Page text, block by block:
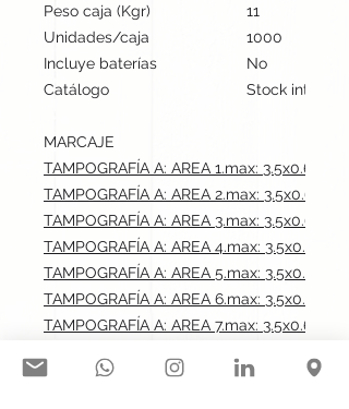
Peso caja (Kgr)
11
Unidades/caja
1000
Incluye baterías
No
Catálogo
Stock
MARCAJE
TAMPOGRAFÍA A: AREA 1.max: 3.5x0.6 cm
TAMPOGRAFÍA A: AREA 2.max: 3.5x0.6 cm
TAMPOGRAFÍA A: AREA 3.max: 3.5x0.6 cm
TAMPOGRAFÍA A: AREA 4.max: 3.5x0.6 cm
TAMPOGRAFÍA A: AREA 5.max: 3.5x0.6 cm
TAMPOGRAFÍA A: AREA 6.max: 3.5x0.6 cm
TAMPOGRAFÍA A: AREA 7.max: 3.5x0.6 cm